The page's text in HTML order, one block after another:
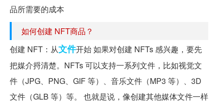
品所需要的成本
如何创建 NFT商品？
创建 NFT：从文件开始 如果对创建 NFTs 感兴趣，要先
把媒介捋清楚。NFTs 可以支持一系列文件，比如视觉文
件（JPG、PNG、GIF 等）、音乐文件（MP3 等）、3D
文件（GLB 等）等。 也就是说，像创建其他媒体文件一样